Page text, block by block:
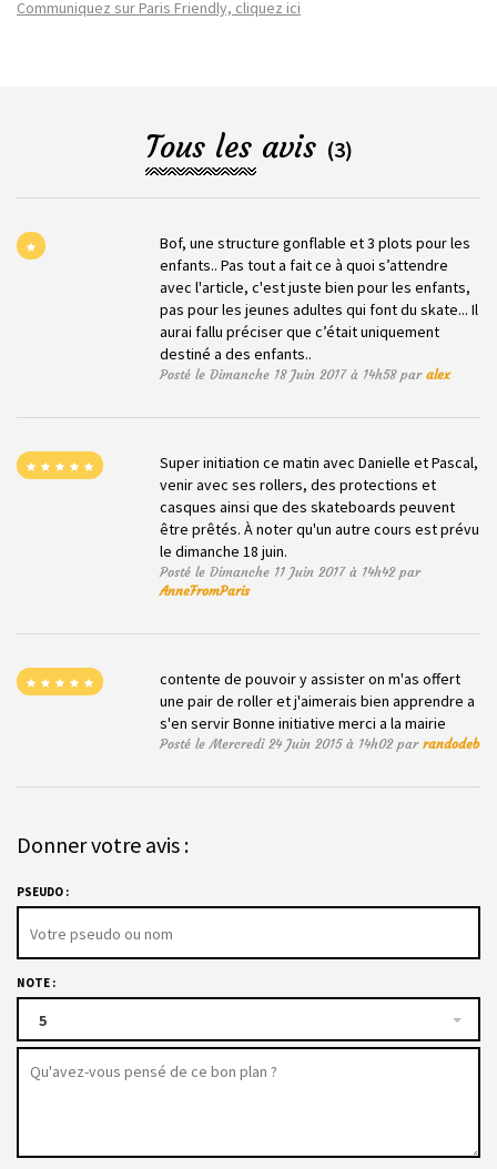
Communiquez sur Paris Friendly, cliquez ici
Tous les avis (3)
Bof, une structure gonflable et 3 plots pour les
enfants.. Pas tout a fait ce à quoi s’attendre
avec l'article, c'est juste bien pour les enfants,
pas pour les jeunes adultes qui font du skate... Il
aurai fallu préciser que c’était uniquement
destiné a des enfants..
Posté le Dimanche 18 Juin 2017 à 14h58 paralex
Super initiation ce matin avec Danielle et Pascal,
venir avec ses rollers, des protections et
casques ainsi que des skateboards peuvent
être prêtés. À noter qu'un autre cours est prévu
le dimanche 18 juin.
Posté le Dimanche 11 Juin 2017 à 14h42 par
AnneFromParis
contente de pouvoir y assister on m'as offert
une pair de roller et j'aimerais bien apprendre a
s'en servir Bonne initiative merci a la mairie
Posté le Mercredi 24 Juin 2015 à 14h02 parrandodeb
Donner votre avis :
PSEUDO :
NOTE :
5